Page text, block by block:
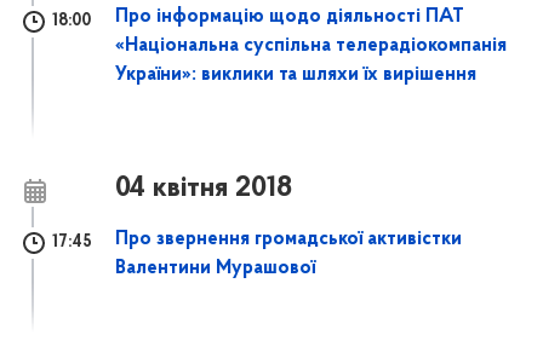
18:00
Про інформацію щодо діяльності ПАТ
«Національна суспільна телерадіокомпанія
України»: виклики та шляхи їх вирішення
04 квітня 2018
17:45
Про звернення громадської активістки
Валентини Мурашової